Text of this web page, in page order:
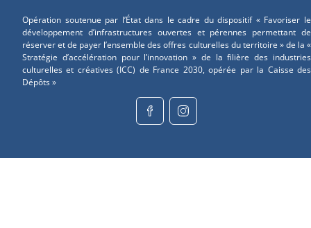
Opération soutenue par l’État dans le cadre du dispositif « Favoriser le
développement d’infrastructures ouvertes et pérennes permettant de
réserver et de payer l’ensemble des offres culturelles du territoire » de la «
Stratégie d’accélération pour l’innovation » de la filière des industries
culturelles et créatives (ICC) de France 2030, opérée par la Caisse des
Dépôts »